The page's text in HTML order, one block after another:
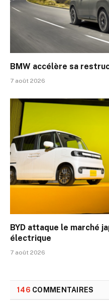
BMW accélère sa
7 août 2026
BYD attaque le marché
électrique
7 août 2026
146 COMMENTAIRES